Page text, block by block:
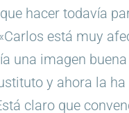
hacer todavía
está muy
una imagen buena
y ahora la ha
claro que